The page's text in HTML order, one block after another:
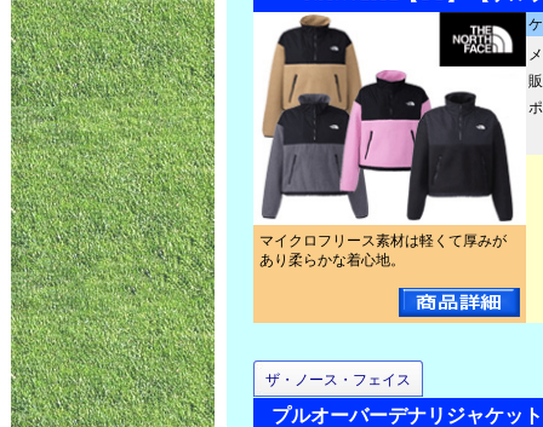
マイクロフリース素材は軽くて厚みが
あり柔らかな着心地。
ザ・ノース・フェイス
プルオーバーデナリジャケッ